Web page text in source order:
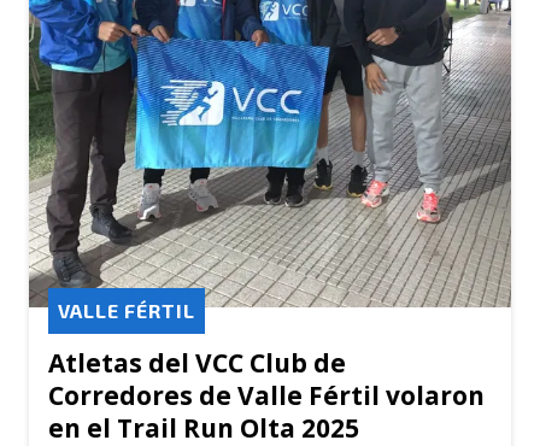
Atletas del VCC Club de
Corredores de Valle Fértil volaron
en el Trail Run Olta 2025
VALLE FÉRTIL